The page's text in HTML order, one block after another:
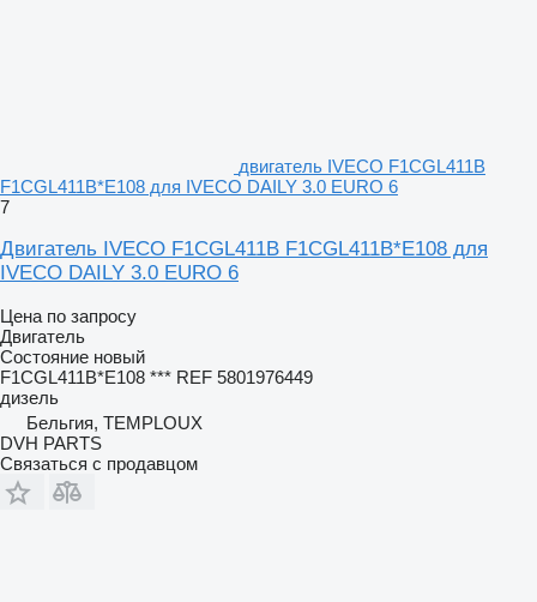
двигатель IVECO F1CGL411B
F1CGL411B*E108 для IVECO DAILY 3.0 EURO 6
7
Двигатель IVECO F1CGL411B F1CGL411B*E108 для
IVECO DAILY 3.0 EURO 6
Цена по запросу
Двигатель
Состояние новый
F1CGL411B*E108 *** REF 5801976449
дизель
Бельгия, TEMPLOUX
DVH PARTS
Связаться с продавцом